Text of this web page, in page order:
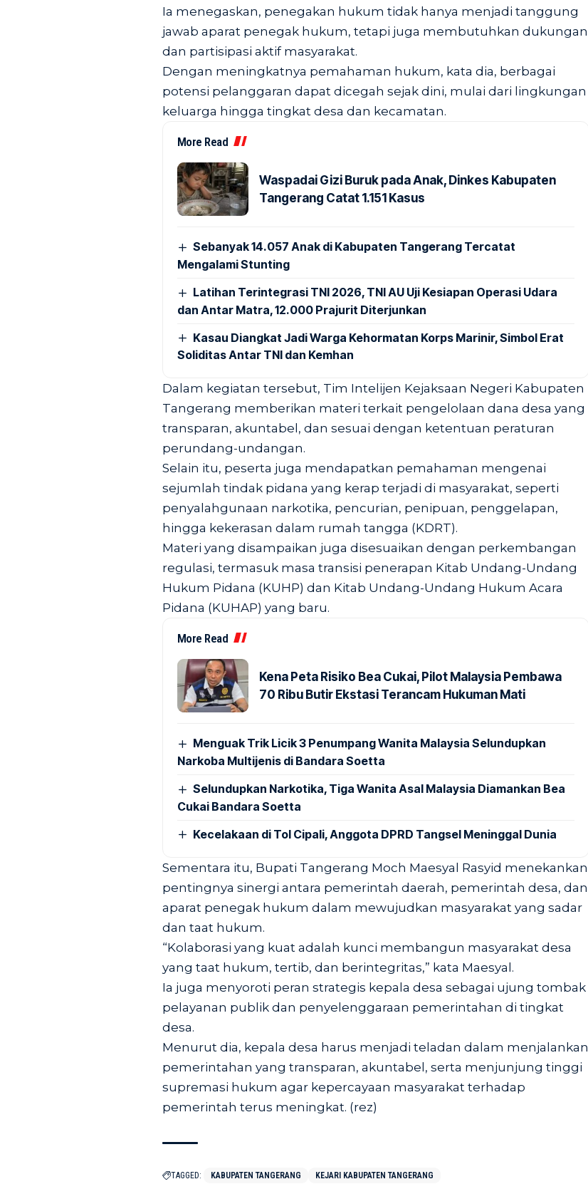
Ia menegaskan, penegakan hukum tidak hanya menjadi tanggung
jawab aparat penegak hukum, tetapi juga membutuhkan dukungan
dan partisipasi aktif masyarakat.
Dengan meningkatnya pemahaman hukum, kata dia, berbagai
potensi pelanggaran dapat dicegah sejak dini, mulai dari lingkungan
keluarga hingga tingkat desa dan kecamatan.
More Read
Waspadai Gizi Buruk pada Anak, Dinkes Kabupaten
Tangerang Catat 1.151 Kasus
Sebanyak 14.057 Anak di Kabupaten Tangerang Tercatat
Mengalami Stunting
Latihan Terintegrasi TNI 2026, TNI AU Uji Kesiapan Operasi Udara
dan Antar Matra, 12.000 Prajurit Diterjunkan
Kasau Diangkat Jadi Warga Kehormatan Korps Marinir, Simbol Erat
Soliditas Antar TNI dan Kemhan
Dalam kegiatan tersebut, Tim Intelijen Kejaksaan Negeri Kabupaten
Tangerang memberikan materi terkait pengelolaan dana desa yang
transparan, akuntabel, dan sesuai dengan ketentuan peraturan
perundang-undangan.
Selain itu, peserta juga mendapatkan pemahaman mengenai
sejumlah tindak pidana yang kerap terjadi di masyarakat, seperti
penyalahgunaan narkotika, pencurian, penipuan, penggelapan,
hingga kekerasan dalam rumah tangga (KDRT).
Materi yang disampaikan juga disesuaikan dengan perkembangan
regulasi, termasuk masa transisi penerapan Kitab Undang-Undang
Hukum Pidana (KUHP) dan Kitab Undang-Undang Hukum Acara
Pidana (KUHAP) yang baru.
More Read
Kena Peta Risiko Bea Cukai, Pilot Malaysia Pembawa
70 Ribu Butir Ekstasi Terancam Hukuman Mati
Menguak Trik Licik 3 Penumpang Wanita Malaysia Selundupkan
Narkoba Multijenis di Bandara Soetta
Selundupkan Narkotika, Tiga Wanita Asal Malaysia Diamankan Bea
Cukai Bandara Soetta
Kecelakaan di Tol Cipali, Anggota DPRD Tangsel Meninggal Dunia
Sementara itu, Bupati Tangerang Moch Maesyal Rasyid menekankan
pentingnya sinergi antara pemerintah daerah, pemerintah desa, dan
aparat penegak hukum dalam mewujudkan masyarakat yang sadar
dan taat hukum.
“Kolaborasi yang kuat adalah kunci membangun masyarakat desa
yang taat hukum, tertib, dan berintegritas,” kata Maesyal.
Ia juga menyoroti peran strategis kepala desa sebagai ujung tombak
pelayanan publik dan penyelenggaraan pemerintahan di tingkat
desa.
Menurut dia, kepala desa harus menjadi teladan dalam menjalankan
pemerintahan yang transparan, akuntabel, serta menjunjung tinggi
supremasi hukum agar kepercayaan masyarakat terhadap
pemerintah terus meningkat. (rez)
TAGGED: KABUPATEN TANGERANG KEJARI KABUPATEN TANGERANG